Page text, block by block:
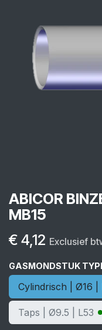
ABICOR
MB15
€ 4,12 Exclusief
GASMONDSTUK
Cylindrisch | Ø16 |
Taps | Ø9.5 | L53